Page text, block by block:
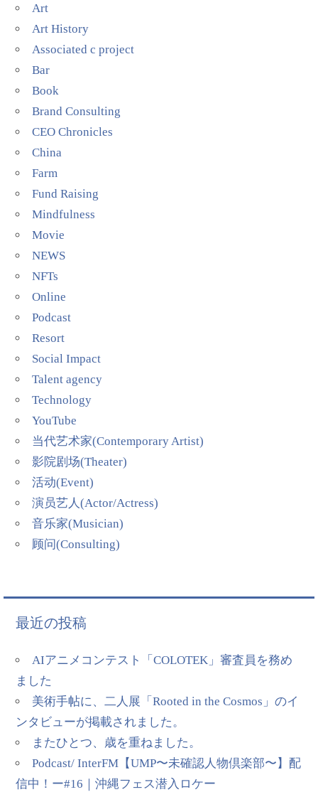
Art
Art History
Associated c project
Bar
Book
Brand Consulting
CEO Chronicles
China
Farm
Fund Raising
Mindfulness
Movie
NEWS
NFTs
Online
Podcast
Resort
Social Impact
Talent agency
Technology
YouTube
当代艺术家(Contemporary Artist)
影院剧场(Theater)
活动(Event)
演员艺人(Actor/Actress)
音乐家(Musician)
顾问(Consulting)
最近の投稿
AIアニメコンテスト「COLOTEK」審査員を務め
ました
美術手帖に、二人展「Rooted in the Cosmos」のイ
ンタビューが掲載されました。
またひとつ、歳を重ねました。
Podcast/ InterFM【UMP〜未確認人物倶楽部〜】配
信中！ー#16｜沖縄フェス潜入ロケー